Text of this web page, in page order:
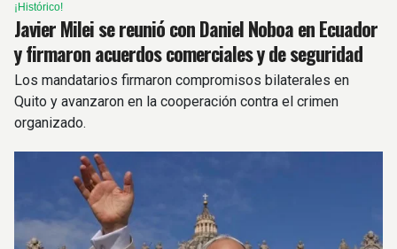
¡Histórico!
Javier Milei se reunió con Daniel Noboa en Ecuador
y firmaron acuerdos comerciales y de seguridad
Los mandatarios firmaron compromisos bilaterales en
Quito y avanzaron en la cooperación contra el crimen
organizado.